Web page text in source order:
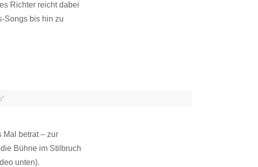
Richter reicht dabei
Songs bis hin zu
Mal betrat – zur
Bühne im Stilbruch
unten).